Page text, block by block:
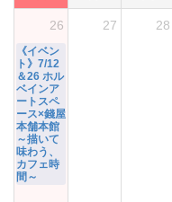
26
《イベン
ト》7/12
＆26 ホル
ベインア
ートスペ
ース×錢屋
本舗本館
～描いて
味わう、
カフェ時
間～
27 28